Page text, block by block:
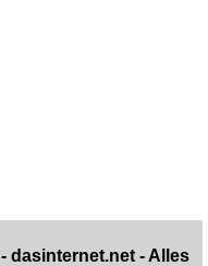
- dasinternet.net - Alles